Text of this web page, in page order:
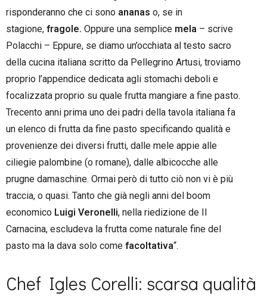
risponderanno che ci sono ananas o, se in
stagione, fragole. Oppure una semplice mela – scrive
Polacchi – Eppure, se diamo un’occhiata al testo sacro
della cucina italiana scritto da Pellegrino Artusi, troviamo
proprio l’appendice dedicata agli stomachi deboli e
focalizzata proprio su quale frutta mangiare a fine pasto.
Trecento anni prima uno dei padri della tavola italiana fa
un elenco di frutta da fine pasto specificando qualità e
provenienze dei diversi frutti, dalle mele appie alle
ciliegie palombine (o romane), dalle albicocche alle
prugne damaschine. Ormai però di tutto ciò non vi è più
traccia, o quasi. Tanto che già negli anni del boom
economico Luigi Veronelli, nella riedizione de Il
Carnacina, escludeva la frutta come naturale fine del
pasto ma la dava solo come facoltativa“.
Chef Igles Corelli: scarsa qualità